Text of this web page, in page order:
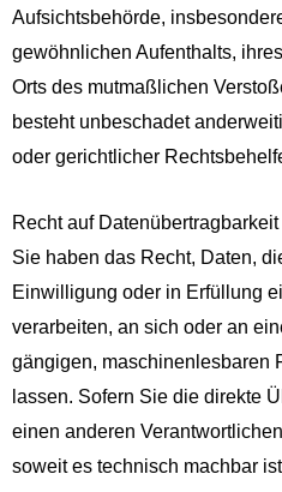
Aufsichtsbehörde,
gewöhnlichen Aufenthalts,
Orts des mutmaßlichen
besteht unbeschadet
oder gerichtlicher
Recht auf Daten­übertrag­barkeit
Sie haben das Recht, Daten,
Einwilligung oder in Erfüllung
verarbeiten, an sich oder an
gängigen, maschinenlesbaren
lassen. Sofern Sie die direkte
einen anderen
soweit es technisch machbar